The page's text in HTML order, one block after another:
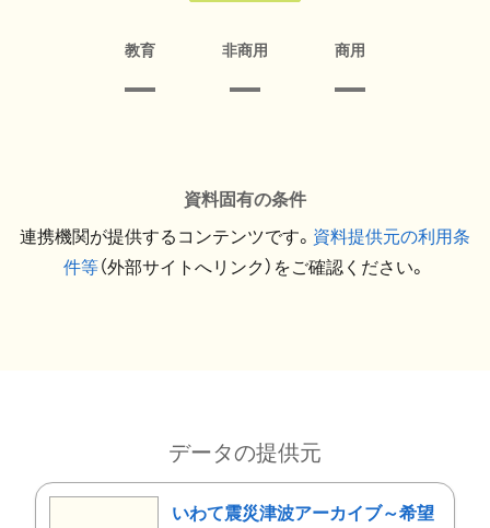
教育 非商用 商用
資料固有の条件
連携機関が提供するコンテンツです。 資料提供元の利用条
件等（外部サイトへリンク）をご確認ください。
データの提供元
いわて震災津波アーカイブ～希望